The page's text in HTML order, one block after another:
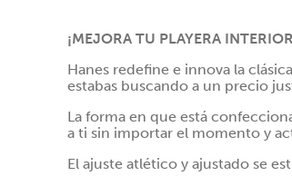
¡MEJORA TU PLAYERA
Hanes redefine e innova la
estabas buscando a un precio
La forma en que está
a ti sin importar el momento y
El ajuste atlético y ajustado se